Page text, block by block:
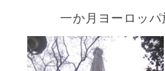
一か月ヨーロッ